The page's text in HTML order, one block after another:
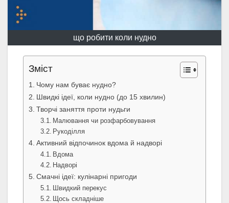
що робити коли нудно
Зміст
Чому нам буває нудно?
Швидкі ідеї, коли нудно (до 15 хвилин)
Творчі заняття проти нудьги
Малювання чи розфарбовування
Рукоділля
Активний відпочинок вдома й надворі
Вдома
Надворі
Смачні ідеї: кулінарні пригоди
Швидкий перекус
Щось складніше